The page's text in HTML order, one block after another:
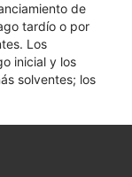
de
tardío o por
Los
inicial y los
solventes; los